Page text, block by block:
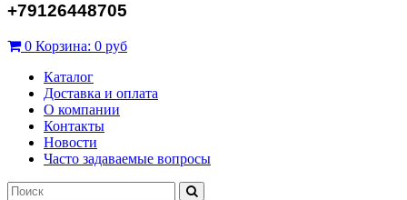
+79126448705
0 Корзина: 0 руб
Каталог
Доставка и оплата
О компании
Контакты
Новости
Часто задаваемые вопросы